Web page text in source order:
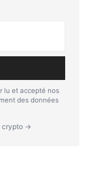
lu et accepté nos
des données
crypto →